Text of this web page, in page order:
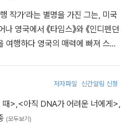
작가’라는 별명을 가진 그는, 미국
영국에서 《타임스》와 《인디펜던
여행하다 영국의 매력에 빠져 스무
시리즈부터 『바디: 우리 몸 안내
나를 부르는 숲』 등 빌 브라이슨 특유
들은 전 세계 30개 언어로, 1600
저자파일 신간알림 신청
때> <아직 DNA가 어려운 너에게>
(모두보기)